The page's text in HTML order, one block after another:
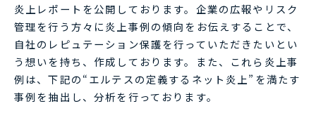
炎上レポートを公開しております。企業の広報やリスク
管理を行う方々に炎上事例の傾向をお伝えすることで、
自社のレピュテーション保護を行っていただきたいとい
う想いを持ち、作成しております。また、これら炎上事
例は、下記の“エルテスの定義するネット炎上”を満たす
事例を抽出し、分析を行っております。